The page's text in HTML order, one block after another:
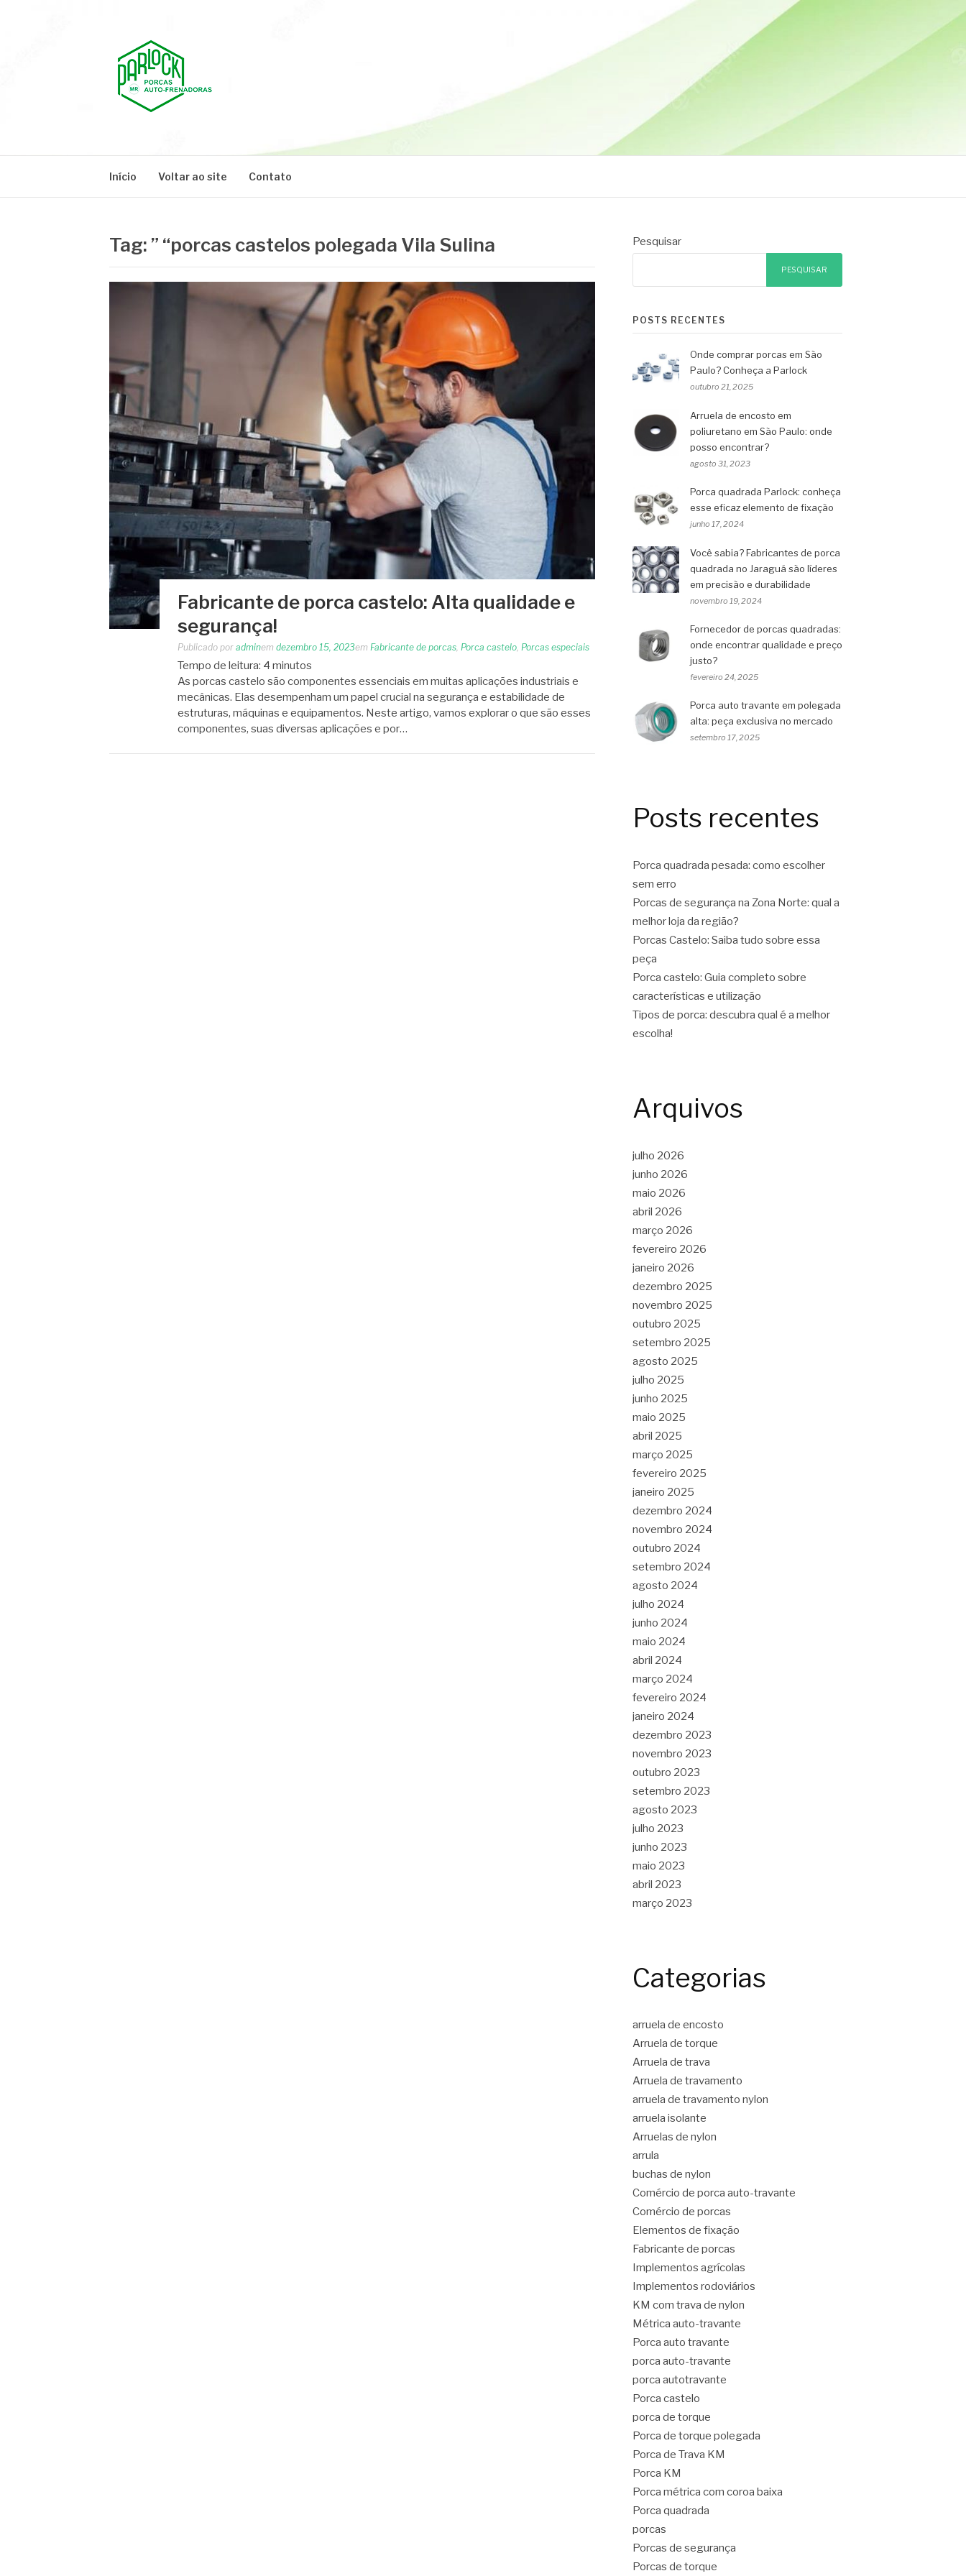
Início Voltar ao site Contato
Tag: ” “porcas castelos polegada Vila Sulina
Fabricante de porca castelo: Alta qualidade e
segurança!
Publicado por adminem dezembro 15, 2023em Fabricante de porcas, Porca castelo, Porcas especiais
Tempo de leitura: 4 minutos
As porcas castelo são componentes essenciais em muitas aplicações industriais e
mecânicas. Elas desempenham um papel crucial na segurança e estabilidade de
estruturas, máquinas e equipamentos. Neste artigo, vamos explorar o que são esses
componentes, suas diversas aplicações e por…
Pesquisar
PESQUISAR
POSTS RECENTES
Onde comprar porcas em São
Paulo? Conheça a Parlock
outubro 21, 2025
Arruela de encosto em
poliuretano em São Paulo: onde
posso encontrar?
agosto 31, 2023
Porca quadrada Parlock: conheça
esse eficaz elemento de fixação
junho 17, 2024
Você sabia? Fabricantes de porca
quadrada no Jaraguá são líderes
em precisão e durabilidade
novembro 19, 2024
Fornecedor de porcas quadradas:
onde encontrar qualidade e preço
justo?
fevereiro 24, 2025
Porca auto travante em polegada
alta: peça exclusiva no mercado
setembro 17, 2025
Posts recentes
Porca quadrada pesada: como escolher
sem erro
Porcas de segurança na Zona Norte: qual a
melhor loja da região?
Porcas Castelo: Saiba tudo sobre essa
peça
Porca castelo: Guia completo sobre
características e utilização
Tipos de porca: descubra qual é a melhor
escolha!
Arquivos
julho 2026
junho 2026
maio 2026
abril 2026
março 2026
fevereiro 2026
janeiro 2026
dezembro 2025
novembro 2025
outubro 2025
setembro 2025
agosto 2025
julho 2025
junho 2025
maio 2025
abril 2025
março 2025
fevereiro 2025
janeiro 2025
dezembro 2024
novembro 2024
outubro 2024
setembro 2024
agosto 2024
julho 2024
junho 2024
maio 2024
abril 2024
março 2024
fevereiro 2024
janeiro 2024
dezembro 2023
novembro 2023
outubro 2023
setembro 2023
agosto 2023
julho 2023
junho 2023
maio 2023
abril 2023
março 2023
Categorias
arruela de encosto
Arruela de torque
Arruela de trava
Arruela de travamento
arruela de travamento nylon
arruela isolante
Arruelas de nylon
arrula
buchas de nylon
Comércio de porca auto-travante
Comércio de porcas
Elementos de fixação
Fabricante de porcas
Implementos agrícolas
Implementos rodoviários
KM com trava de nylon
Métrica auto-travante
Porca auto travante
porca auto-travante
porca autotravante
Porca castelo
porca de torque
Porca de torque polegada
Porca de Trava KM
Porca KM
Porca métrica com coroa baixa
Porca quadrada
porcas
Porcas de segurança
Porcas de torque